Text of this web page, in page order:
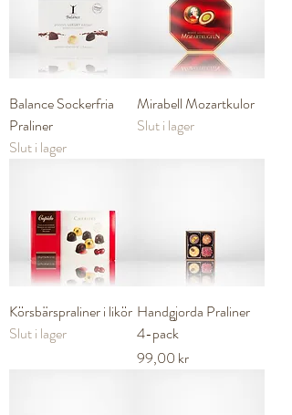
Balance Sockerfria
Praliner
Slut i lager
Mirabell Mozartkulor
Slut i lager
Körsbärspraliner i likör
Slut i lager
Handgjorda Praliner
4-pack
Pris
99,00 kr